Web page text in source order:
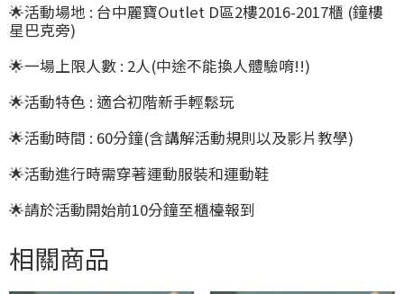
🌟活動場地 : 台中麗寶Outlet D區2樓2016-2017櫃 (鐘樓
星巴克旁)
🌟一場上限人數 : 2人(中途不能換人體驗唷!!)
🌟活動特色 : 適合初階新手輕鬆玩
🌟活動時間 : 60分鐘(含講解活動規則以及影片教學)
🌟活動進行時需穿著運動服裝和運動鞋
🌟請於活動開始前10分鐘至櫃檯報到
相關商品